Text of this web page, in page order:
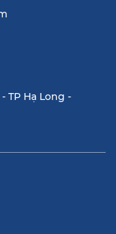
TP Hạ Long -